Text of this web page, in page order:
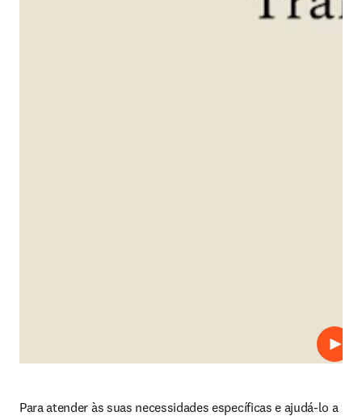
Para atender às suas necessidades específicas e ajudá-lo a